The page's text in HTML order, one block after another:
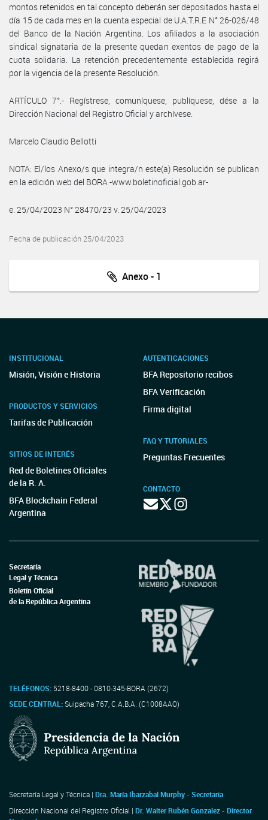
montos retenidos en tal concepto deberán ser depositados hasta el
día 15 de cada mes en la cuenta especial de U.A.T.R.E N° 26-026/48
del Banco de la Nación Argentina. Los afiliados a la asociación
sindical signataria de la presente quedan exentos de pago de la
cuota solidaria. La retención precedentemente establecida regirá
por la vigencia de la presente Resolución.
ARTÍCULO 7°.- Regístrese, comuníquese, publíquese, dése a la
Dirección Nacional del Registro Oficial y archívese.
Marcelo Claudio Bellotti
NOTA: El/los Anexo/s que integra/n este(a) Resolución se publican
en la edición web del BORA -www.boletinoficial.gob.ar-
e. 25/04/2023 N° 28470/23 v. 25/04/2023
Fecha de publicación 25/04/2023
Anexo - 1
INSTITUCIONAL
Misión, Visión e Historia
PRODUCTOS Y SERVICIOS
Tarifas de Publicación
SITIOS DE INTERÉS
Red de Boletines Oficiales
de la R. A.
BFA Blockchain Federal
Argentina
AUTENTICACIONES
BFA Repositorio recibos
BFA Verificación
Firma digital
FAQ Y TUTORIALES
Preguntas Frecuentes
CONTACTO
Secretaría
Legal y Técnica
Boletín Oficial
de la República Argentina
TELÉFONOS: 5218-8400 - 0810-345-BORA (2672)
SEDE CENTRAL:Suipacha 767, C.A.B.A. (C1008AAO)
Secretaría Legal y Técnica | Dra. María Ibarzabal Murphy - Secretaria
Dirección Nacional del Registro Oficial | Dr. Walter Rubén Gonzalez - Director